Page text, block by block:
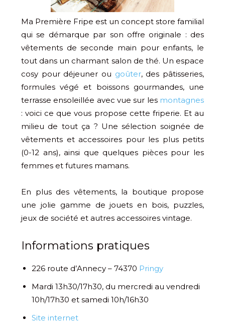
Ma Première Fripe est un concept store familial
qui se démarque par son offre originale : des
vêtements de seconde main pour enfants, le
tout dans un charmant salon de thé. Un espace
cosy pour déjeuner ou goûter, des pâtisseries,
formules végé et boissons gourmandes, une
terrasse ensoleillée avec vue sur les montagnes
: voici ce que vous propose cette friperie. Et au
milieu de tout ça ? Une sélection soignée de
vêtements et accessoires pour les plus petits
(0-12 ans), ainsi que quelques pièces pour les
femmes et futures mamans.
En plus des vêtements, la boutique propose
une jolie gamme de jouets en bois, puzzles,
jeux de société et autres accessoires vintage.
Informations pratiques
226 route d’Annecy – 74370 Pringy
Mardi 13h30/17h30, du mercredi au vendredi
10h/17h30 et samedi 10h/16h30
Site internet